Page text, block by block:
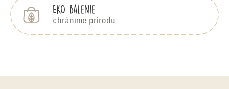
k
ý
EKO balenie
chránime prírodu